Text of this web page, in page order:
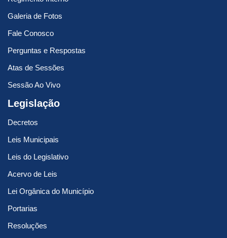
Galeria de Fotos
Fale Conosco
Perguntas e Respostas
Atas de Sessões
Sessão Ao Vivo
Legislação
Decretos
Leis Municipais
Leis do Legislativo
Acervo de Leis
Lei Orgânica do Município
Portarias
Resoluções